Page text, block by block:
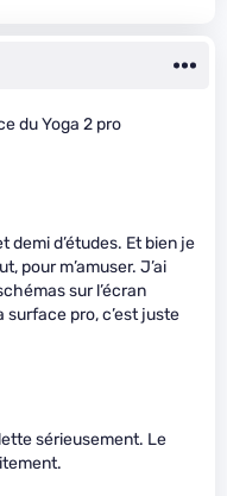
du Yoga 2 pro
demi d’études. Et bien je
pour m’amuser. J’ai
sur l’écran
pro, c’est juste
sérieusement. Le